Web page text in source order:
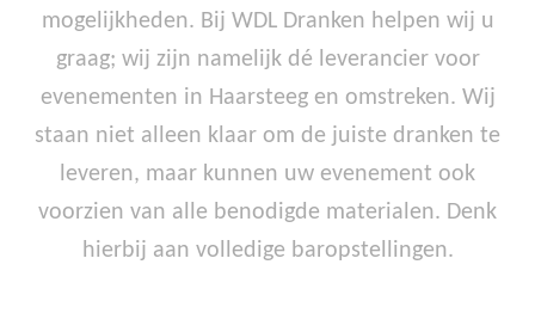
mogelijkheden. Bij WDL Dranken helpen wij u
graag; wij zijn namelijk dé leverancier voor
evenementen in Haarsteeg en omstreken. Wij
staan niet alleen klaar om de juiste dranken te
leveren, maar kunnen uw evenement ook
voorzien van alle benodigde materialen. Denk
hierbij aan volledige baropstellingen.